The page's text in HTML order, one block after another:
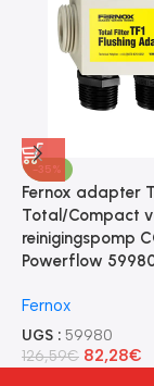
-35%
Fernox adapter
Total/Compact
reinigingspomp
Powerflow
Fernox
UGS : 59980
126,59€ 82,28€